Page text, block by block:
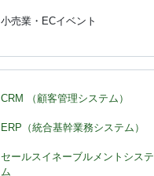
小売業・ECイベント
CRM （顧客管理システム）
ERP（統合基幹業務システム）
セールスイネーブルメントシステ
ム